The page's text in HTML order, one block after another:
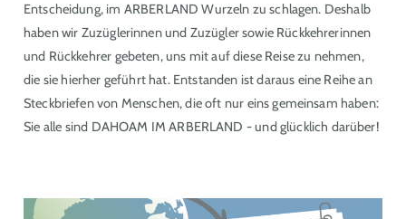
Entscheidung, im ARBERLAND Wurzeln zu schlagen. Deshalb
haben wir Zuzüglerinnen und Zuzügler sowie Rückkehrerinnen
und Rückkehrer gebeten, uns mit auf diese Reise zu nehmen,
die sie hierher geführt hat. Entstanden ist daraus eine Reihe an
Steckbriefen von Menschen, die oft nur eins gemeinsam haben:
Sie alle sind DAHOAM IM ARBERLAND - und glücklich darüber!